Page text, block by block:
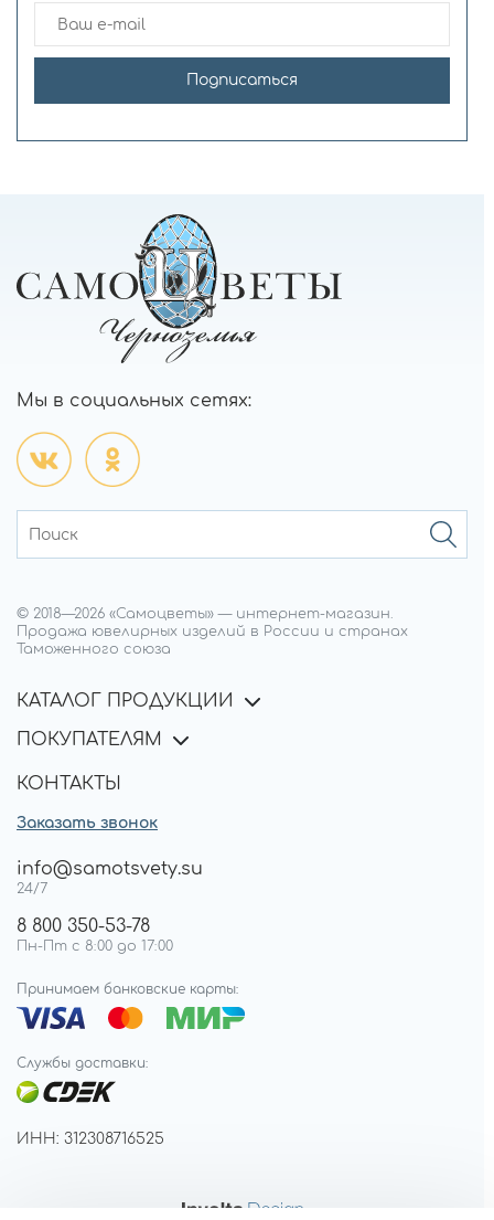
Подписаться
Мы в социальных сетях:
© 2018—2026 «Самоцветы» — интернет-магазин.
Продажа ювелирных изделий в России и странах
Таможенного союза
КАТАЛОГ ПРОДУКЦИИ
ПОКУПАТЕЛЯМ
КОНТАКТЫ
Заказать звонок
info@samotsvety.su
24/7
8 800 350-53-78
Пн-Пт с 8:00 до 17:00
Принимаем банковские карты:
Службы доставки:
ИНН: 312308716525